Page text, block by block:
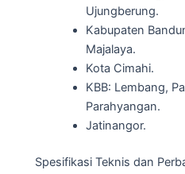
Ujungberung.
Kabupaten
Majalaya.
Kota Cimahi.
KBB: Lembang,
Parahyangan.
Jatinangor.
Spesifikasi Teknis dan